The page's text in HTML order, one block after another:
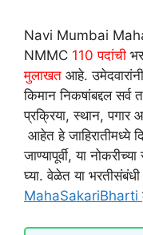
Navi Mumbai
NMMC 110पदांची
मुलाखत आहे.
किमान निकषांबद्दल सर्व
प्रक्रिया, स्थान,
आहेत हे
जाण्यापूर्वी, या
घ्या. वेळेत या भरतीसंबंधी
MahaSakariBharti